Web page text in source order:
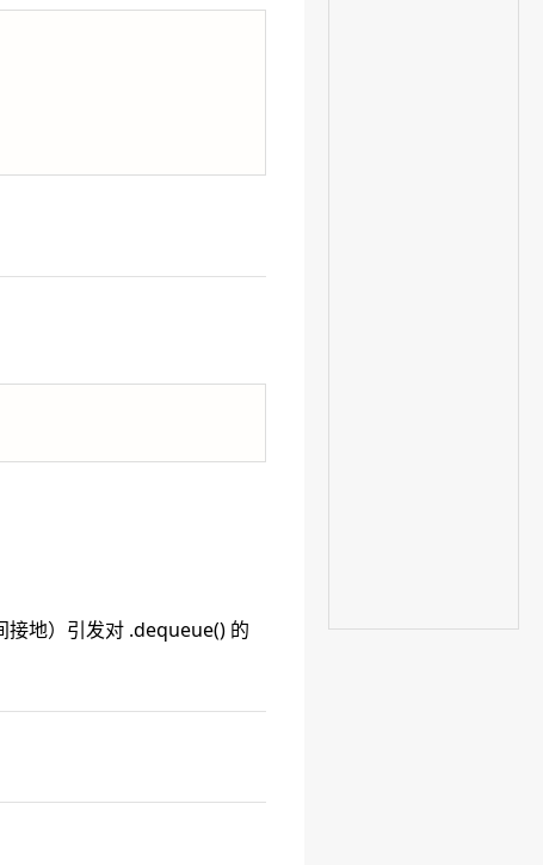
接地）引发对 .dequeue() 的